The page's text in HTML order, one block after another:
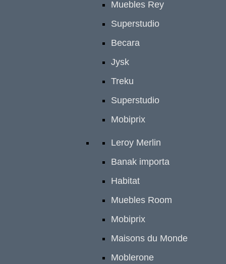
Muebles Rey
Superstudio
Becara
Jysk
Treku
Superstudio
Mobiprix
Leroy Merlin
Banak importa
Habitat
Muebles Room
Mobiprix
Maisons du Monde
Moblerone